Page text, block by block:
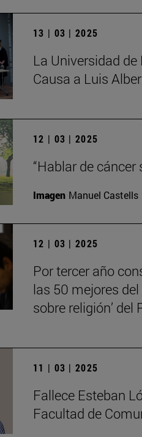
13 | 03 | 2025
La Universidad
Causa a Luis
12 | 03 | 2025
“Hablar de cáncer
Imagen Manuel Castells
12 | 03 | 2025
Por tercer año
las 50 mejores
sobre religión’ del
11 | 03 | 2025
Fallece Esteban
Facultad de